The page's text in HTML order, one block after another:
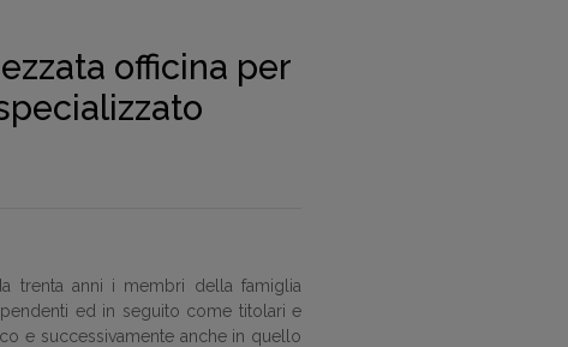
officina per
trenta anni i membri della famiglia
ed in seguito come titolari e
e successivamente anche in quello